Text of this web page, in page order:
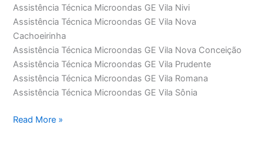
Assistência Técnica Microondas GE Vila Nivi
Assistência Técnica Microondas GE Vila Nova
Cachoeirinha
Assistência Técnica Microondas GE Vila Nova Conceição
Assistência Técnica Microondas GE Vila Prudente
Assistência Técnica Microondas GE Vila Romana
Assistência Técnica Microondas GE Vila Sônia
Assistência
Read More »